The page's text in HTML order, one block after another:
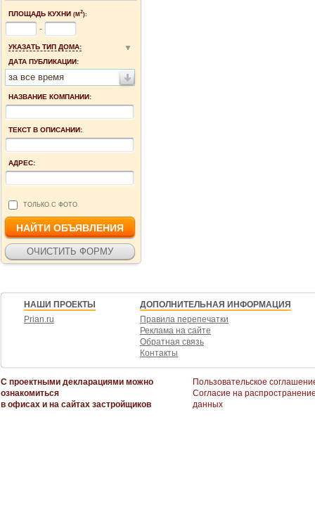
ПЛОЩАДЬ КУХНИ (М2):
-
УКАЗАТЬ ТИП ДОМА:
ДАТА ПУБЛИКАЦИИ:
за все время
НАЗВАНИЕ КОМПАНИИ:
ТЕКСТ В ОПИСАНИИ:
АДРЕС:
ТОЛЬКО С ФОТО
НАШИ ПРОЕКТЫ
Prian.ru
ДОПОЛНИТЕЛЬНАЯ ИНФОРМАЦИЯ
Правила перепечатки
Реклама на сайте
Обратная связь
Контакты
С проектными декларациями можно
ознакомиться
в офисах и на сайтах застройщиков
Пользовательское
Согласие на
данных